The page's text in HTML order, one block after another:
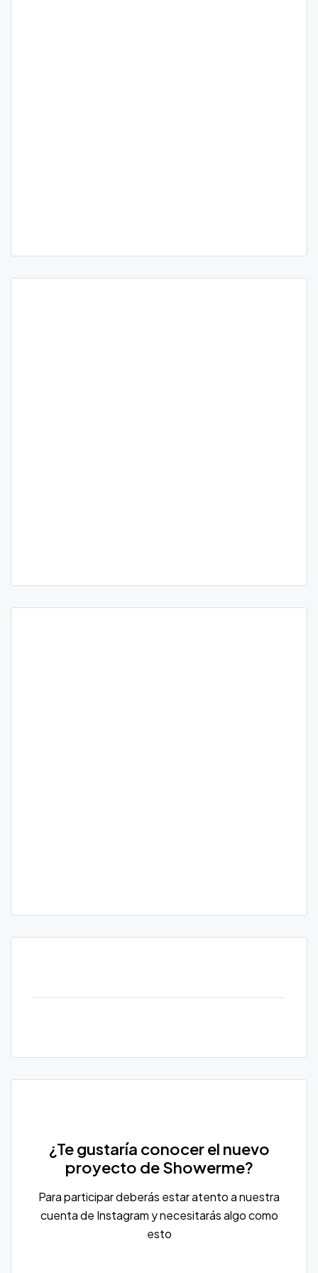
¿Te gustaría conocer el nuevo
proyecto de Showerme?
Para participar deberás estar atento a nuestra
cuenta de Instagram y necesitarás algo como
esto